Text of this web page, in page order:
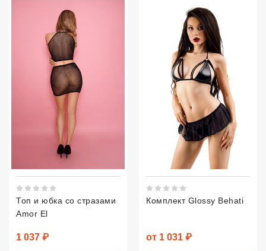
Топ и юбка со стразами
Amor El
Цена
1 037 ₽
Комплект Glossy Behati
Цена
от 1 031 ₽